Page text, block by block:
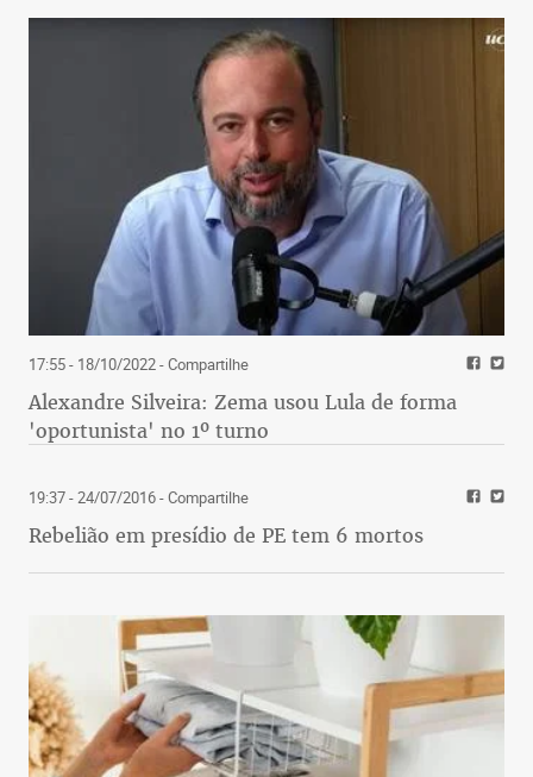
17:55 - 18/10/2022- Compartilhe
Alexandre Silveira: Zema usou Lula de forma
'oportunista' no 1º turno
19:37 - 24/07/2016- Compartilhe
Rebelião em presídio de PE tem 6 mortos